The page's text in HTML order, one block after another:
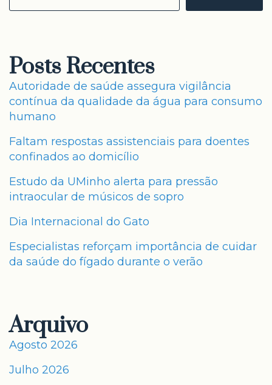
Posts Recentes
Autoridade de saúde assegura vigilância
contínua da qualidade da água para consumo
humano
Faltam respostas assistenciais para doentes
confinados ao domicílio
Estudo da UMinho alerta para pressão
intraocular de músicos de sopro
Dia Internacional do Gato
Especialistas reforçam importância de cuidar
da saúde do fígado durante o verão
Arquivo
Agosto 2026
Julho 2026